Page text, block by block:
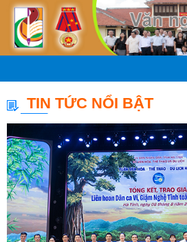
TIN TỨC NỔI BẬT